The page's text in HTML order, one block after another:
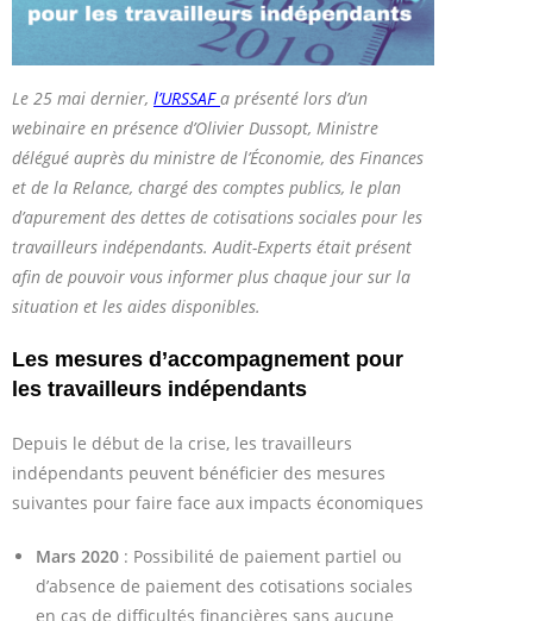
Le 25 mai dernier, l’URSSAF a présenté lors d’un
webinaire en présence d’Olivier Dussopt, Ministre
délégué auprès du ministre de l’Économie, des Finances
et de la Relance, chargé des comptes publics, le plan
d’apurement des dettes de cotisations sociales pour les
travailleurs indépendants. Audit-Experts était présent
afin de pouvoir vous informer plus chaque jour sur la
situation et les aides disponibles.
Les mesures d’accompagnement pour
les travailleurs indépendants
Depuis le début de la crise, les travailleurs
indépendants peuvent bénéficier des mesures
suivantes pour faire face aux impacts économiques
Mars 2020 : Possibilité de paiement partiel ou
d’absence de paiement des cotisations sociales
en cas de difficultés financières sans aucune